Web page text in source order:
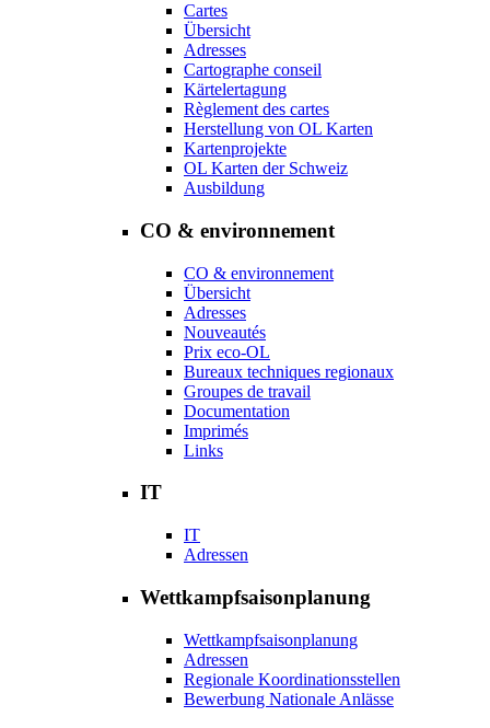
Cartes
Übersicht
Adresses
Cartographe conseil
Kärtelertagung
Règlement des cartes
Herstellung von OL Karten
Kartenprojekte
OL Karten der Schweiz
Ausbildung
CO & environnement
CO & environnement
Übersicht
Adresses
Nouveautés
Prix eco-OL
Bureaux techniques regionaux
Groupes de travail
Documentation
Imprimés
Links
IT
IT
Adressen
Wettkampfsaisonplanung
Wettkampfsaisonplanung
Adressen
Regionale Koordinationsstellen
Bewerbung Nationale Anlässe